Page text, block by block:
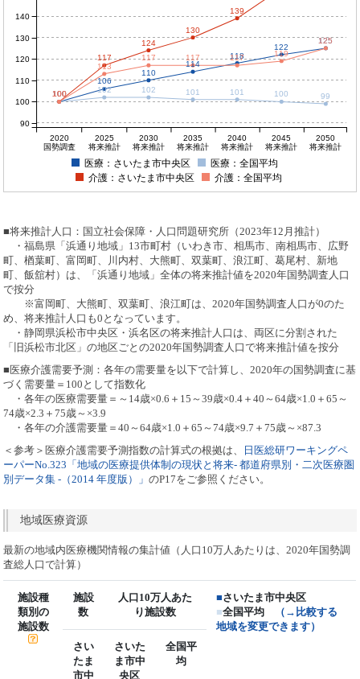
100
106
110
114
118
122
125
100 102 102 101 101 100 99
100
117
124
130
139
100
113
117 117 117 119
125
2020
国勢調査
2025
将来推計
2030
将来推計
2035
将来推計
2040
将来推計
2045
将来推計
2050
将来推計
100
110
120
130
140
90
医療：さいたま市中央区
医療：全国平均
介護：さいたま市中央区
介護：全国平均
■将来推計人口：国立社会保障・人口問題研究所（2023年12月推計）
・福島県「浜通り地域」13市町村（いわき市、相馬市、南相馬市、広野
町、楢葉町、富岡町、川内村、大熊町、双葉町、浪江町、葛尾村、新地
町、飯舘村）は、「浜通り地域」全体の将来推計値を2020年国勢調査人口
で按分
※富岡町、大熊町、双葉町、浪江町は、2020年国勢調査人口が0のた
め、将来推計人口も0となっています。
・静岡県浜松市中央区・浜名区の将来推計人口は、両区に分割された
「旧浜松市北区」の地区ごとの2020年国勢調査人口で将来推計値を按分
■医療介護需要予測：各年の需要量を以下で計算し、2020年の国勢調査に基
づく需要量＝100として指数化
・各年の医療需要量＝～14歳×0.6＋15～39歳×0.4＋40～64歳×1.0＋65～
74歳×2.3＋75歳～×3.9
・各年の介護需要量＝40～64歳×1.0＋65～74歳×9.7＋75歳～×87.3
＜参考＞医療介護需要予測指数の計算式の根拠は、
日医総研ワーキングペ
ーパーNo.323「地域の医療提供体制の現状と将来- 都道府県別・二次医療圏
別データ集 -（2014 年度版）」のP17をご参照ください。
地域医療資源
最新の地域内医療機関情報の集計値（人口10万人あたりは、2020年国勢調
査総人口で計算）
施設種
類別の
施設数
施設
数
人口10万人あた
り施設数
■さいたま市中央区
■全国平均
（→比較する
地域を変更できます）
さい
たま
市中
さいた
ま市中
央区
全国平
均